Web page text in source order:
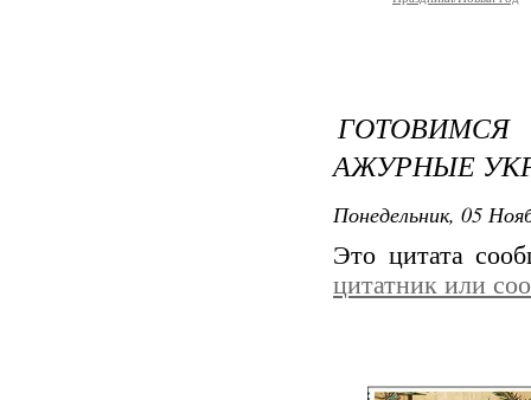
АЖУРНЫЕ
Понедельник, 05
Это цитата
цитатник или